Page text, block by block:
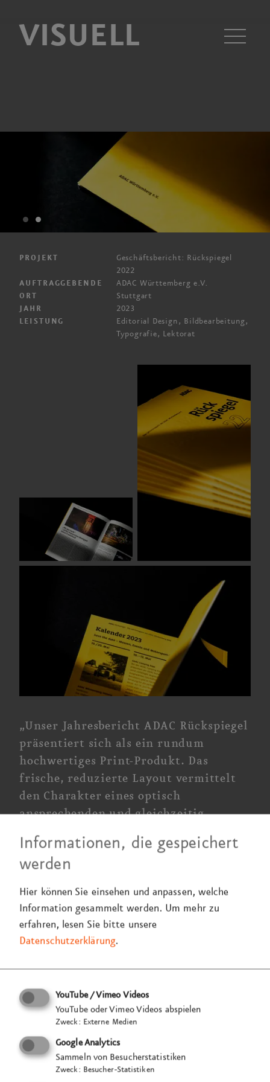
VISUELL
PROJEKT
Geschäftsbericht: Rückspiegel
2022
AUFTRAGGEBENDE ADAC Württemberg e.V.
ORT Stuttgart
JAHR 2023
LEISTUNG
Editorial Design, Bildbearbeitung,
Typografie, Lektorat
Für den langjährigen Auftrag­geber ADAC
Württemberg e.V.
heute für die Interessen aller Mobilitäts­
50-seitige Print­magazin wird im
Januar/Februar produziert und erscheint jährlich im
März.Der Fokusliegt auf dem Editorial Design.
Ziel ist es, den Geschäfts­bericht in einem
„Unser Jahresbericht ADAC Rückspiegel
präsentiert sich als ein rundum
hochwertiges Print-Produkt. Das
frische, reduzierte Layout vermittelt
den Charakter eines optisch
ansprechenden und gleichzeitig
Melanie Hauptvogel, Abteilungsleiterin
Unternehmens­kommunikation
Informationen, die gespeichert
werden
Hier können Sie einsehen und anpassen, welche
Information gesammelt werden. Um mehr zu
erfahren, lesen Sie bitte unsere
Datenschutzerklärung.
YouTube / Vimeo Videos
YouTube oder Vimeo Videos abspielen
Zweck: Externe Medien
Google Analytics
Sammeln von Besucherstatistiken
Zweck: Besucher-Statistiken